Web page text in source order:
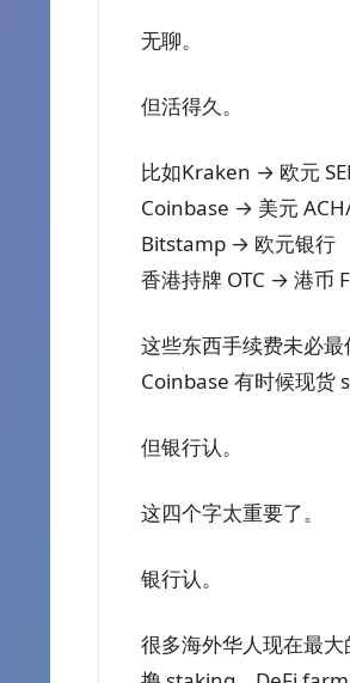
无聊。
但活得久。
比如Kraken → 欧元
Coinbase → 美元
Bitstamp → 欧元银行
香港持牌 OTC → 港币
这些东西手续费未必最
Coinbase 有时候现货
但银行认。
这四个字太重要了。
银行认。
很多海外华人现在最